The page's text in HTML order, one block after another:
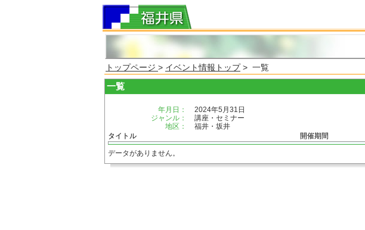
トップページ > イベント情報トップ> 一覧
一覧
年月日：
2024年5月31日
ジャンル：
講座・セミナー
地区：
福井・坂井
タイトル
開催期間
データがありません。